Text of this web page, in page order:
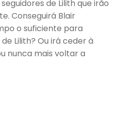
de Lilith que irão
Conseguirá Blair
o suficiente para
Lilith? Ou irá ceder à
nunca mais voltar a